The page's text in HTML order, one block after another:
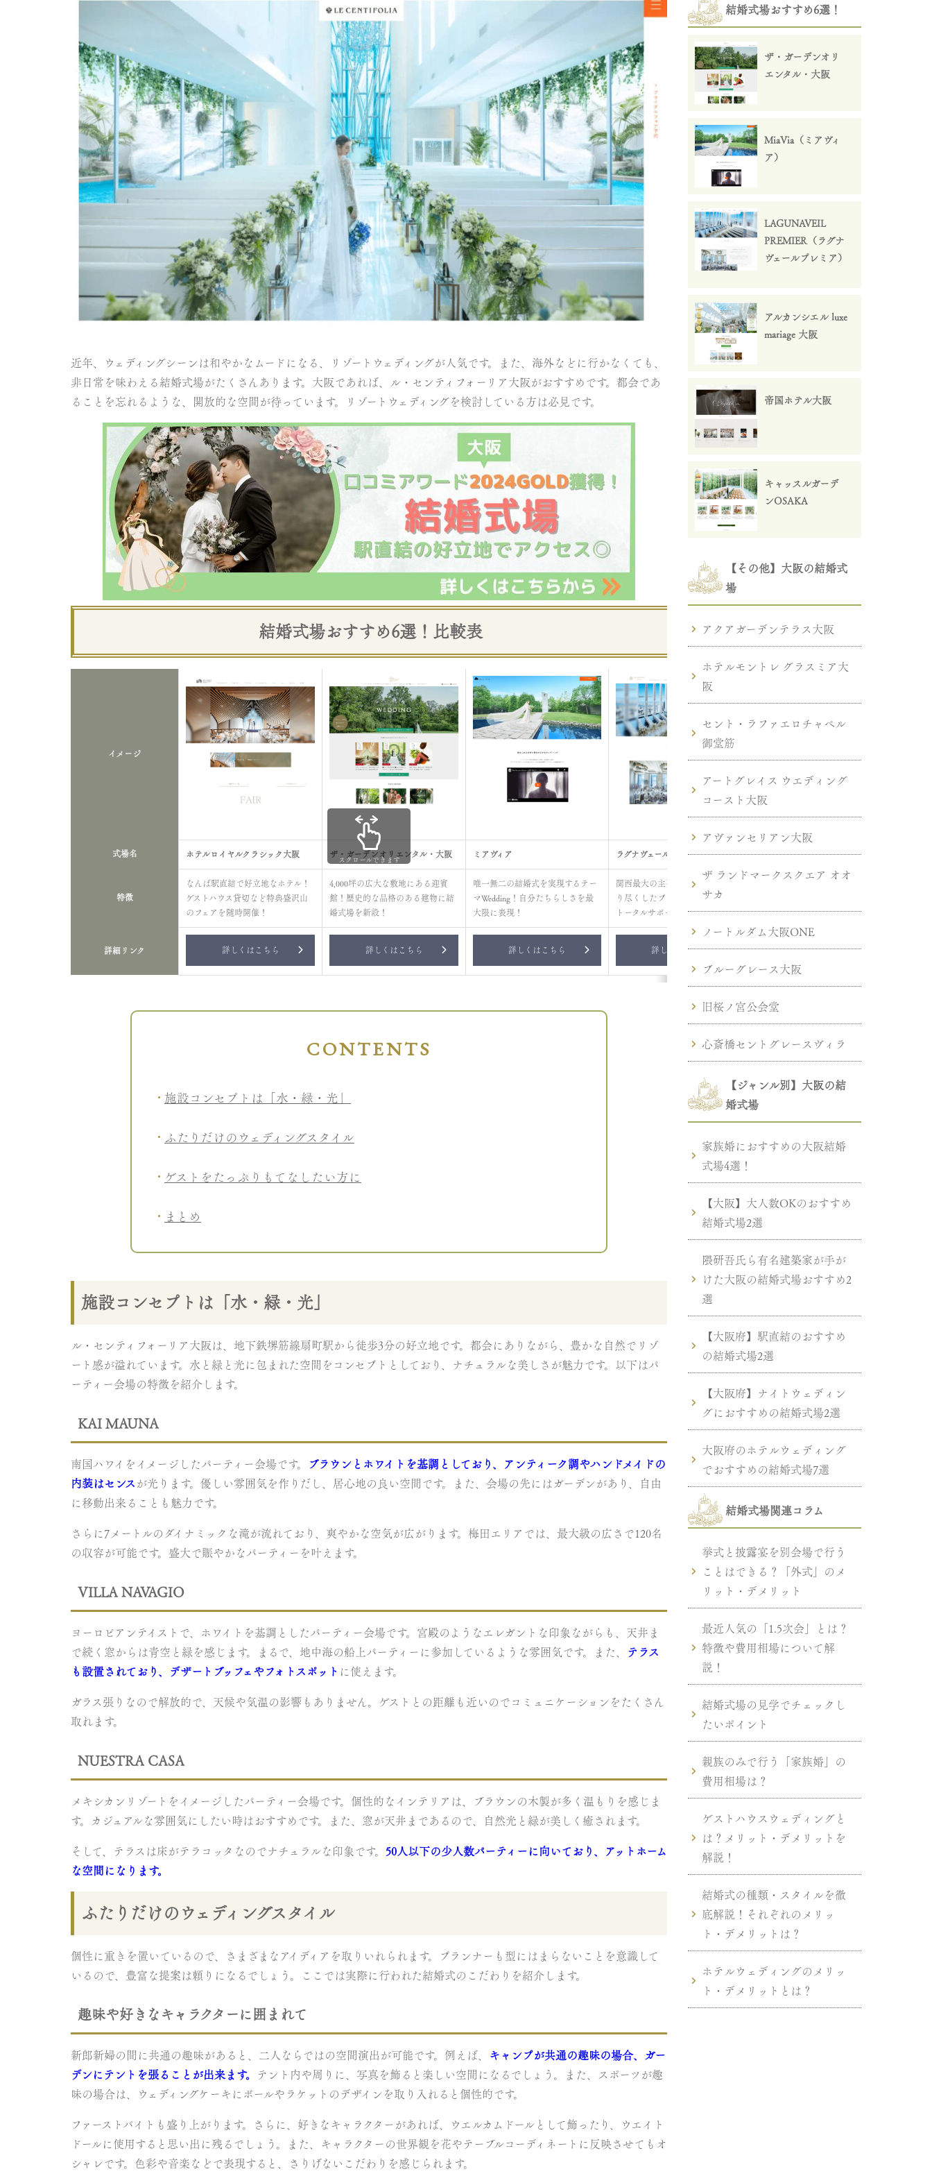
近年、ウェディングシーンは和やかなムードになる、リゾートウェディングが人気です。また、海外などに行かなくても、
非日常を味わえる結婚式場がたくさんあります。大阪であれば、ル・センティフォーリア大阪がおすすめです。都会であ
ることを忘れるような、開放的な空間が待っています。リゾートウェディングを検討している方は必見です。
結婚式場おすすめ6選！比較表
イメージ
式場名 ホテルロイヤルクラシック大阪 ザ・ガーデンオリエンタル・大阪 ミアヴィア ラグナヴェールプレミア アルカンシエル luxe mariage 大阪
特徴
なんば駅直結で好立地なホテル！
ゲストハウス貸切など特典盛沢山
のフェアを随時開催！
4,000坪の広大な敷地にある迎賓
館！歴史的な品格のある建物に結
婚式場を新設！
唯一無二の結婚式を実現するテー
マWedding！自分たちらしさを最
大限に表現！
関西最大の主要駅直通！会場を知
り尽くしたプロフェッショナルが
トータルサポート！
大な結婚式！
詳細リンク 詳しくはこちら 詳しくはこちら 詳しくはこちら 詳しくはこちら 詳しくはこちら
スクロールできます
CONTENTS
施設コンセプトは「水・緑・光」
ふたりだけのウェディングスタイル
ゲストをたっぷりもてなしたい方に
まとめ
施設コンセプトは「水・緑・光」
ル・センティフォーリア大阪は、地下鉄堺筋線扇町駅から徒歩3分の好立地です。都会にありながら、豊かな自然でリゾ
ート感が溢れています。水と緑と光に包まれた空間をコンセプトとしており、ナチュラルな美しさが魅力です。以下はパ
ーティー会場の特徴を紹介します。
KAI MAUNA
南国ハワイをイメージしたパーティー会場です。
ブラウンとホワイトを基調としており、アンティーク調やハンドメイドの
内装はセンス が光ります。優しい雰囲気を作りだし、居心地の良い空間です。また、会場の先にはガーデンがあり、自由
に移動出来ることも魅力です。
さらに7メートルのダイナミックな滝が流れており、爽やかな空気が広がります。梅田エリアでは、最大級の広さで120名
の収容が可能です。盛大で賑やかなパーティーを叶えます。
VILLA NAVAGIO
ヨーロピアンテイストで、ホワイトを基調としたパーティー会場です。宮殿のようなエレガントな印象ながらも、天井ま
で続く窓からは青空と緑を感じます。まるで、地中海の船上パーティーに参加しているような雰囲気です。また、
テラス
も設置されており、デザートブッフェやフォトスポット に使えます。
ガラス張りなので解放的で、天候や気温の影響もありません。ゲストとの距離も近いのでコミュニケーションをたくさん
取れます。
NUESTRA CASA
メキシカンリゾートをイメージしたパーティー会場です。個性的なインテリアは、ブラウンの木製が多く温もりを感じま
す。カジュアルな雰囲気にしたい時はおすすめです。また、窓が天井まであるので、自然光と緑が美しく癒されます。
そして、テラスは床がテラコッタなのでナチュラルな印象です。 50人以下の少人数パーティーに向いており、アットホーム
な空間になります。
ふたりだけのウェディングスタイル
個性に重きを置いているので、さまざまなアイディアを取りいれられます。プランナーも型にはまらないことを意識して
いるので、豊富な提案は頼りになるでしょう。ここでは実際に行われた結婚式のこだわりを紹介します。
趣味や好きなキャラクターに囲まれて
新郎新婦の間に共通の趣味があると、二人ならではの空間演出が可能です。例えば、
キャンプが共通の趣味の場合、ガー
デンにテントを張ることが出来ます。
テント内や周りに、写真を飾ると楽しい空間になるでしょう。また、スポーツが趣
味の場合は、ウェディングケーキにボールやラケットのデザインを取り入れると個性的です。
ファーストバイトも盛り上がります。さらに、好きなキャラクターがあれば、ウエルカムドールとして飾ったり、ウエイト
ドールに使用すると思い出に残るでしょう。また、キャラクターの世界観を花やテーブルコーディネートに反映させてもオ
シャレです。色彩や音楽などで表現すると、さりげないこだわりを感じられます。
結婚式場おすすめ6選！
ザ・ガーデンオリ
エンタル・大阪
MiaVia（ミアヴィ
ア）
LAGUNAVEIL
PREMIER（ラグナ
ヴェールプレミア）
アルカンシエル luxe
mariage 大阪
帝国ホテル大阪
キャッスルガーデ
ンOSAKA
【その他】大阪の結婚式
場
アクアガーデンテラス大阪
ホテルモントレ グラスミア大
阪
セント・ラファエロチャペル
御堂筋
アートグレイス ウエディング
コースト大阪
アヴァンセリアン大阪
ザ ランドマークスクエア オオ
サカ
ノートルダム大阪ONE
ブルーグレース大阪
旧桜ノ宮公会堂
心斎橋セントグレースヴィラ
【ジャンル別】大阪の結
婚式場
家族婚におすすめの大阪結婚
式場4選！
【大阪】大人数OKのおすすめ
結婚式場2選
隈研吾氏ら有名建築家が手が
けた大阪の結婚式場おすすめ2
選
【大阪府】駅直結のおすすめ
の結婚式場2選
【大阪府】ナイトウェディン
グにおすすめの結婚式場2選
大阪府のホテルウェディング
でおすすめの結婚式場7選
結婚式場関連コラム
挙式と披露宴を別会場で行う
ことはできる？「外式」のメ
リット・デメリット
最近人気の「1.5次会」とは？
特徴や費用相場について解
説！
結婚式場の見学でチェックし
たいポイント
親族のみで行う「家族婚」の
費用相場は？
ゲストハウスウェディングと
は？メリット・デメリットを
解説！
結婚式の種類・スタイルを徹
底解説！それぞれのメリッ
ト・デメリットは？
ホテルウェディングのメリッ
ト・デメリットとは？